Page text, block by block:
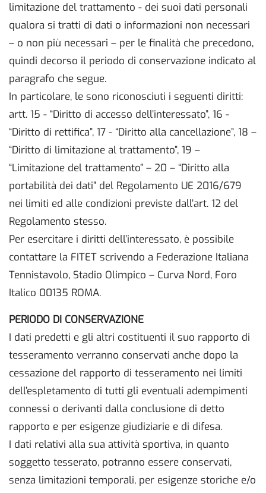
limitazione del trattamento - dei suoi dati personali
qualora si tratti di dati o informazioni non necessari
– o non più necessari – per le finalità che precedono,
quindi decorso il periodo di conservazione indicato al
paragrafo che segue.
In particolare, le sono riconosciuti i seguenti diritti:
artt. 15 - “Diritto di accesso dell’interessato”, 16 -
“Diritto di rettifica”, 17 - “Diritto alla cancellazione”, 18 –
“Diritto di limitazione al trattamento”, 19 –
“Limitazione del trattamento” – 20 – “Diritto alla
portabilità dei dati” del Regolamento UE 2016/679
nei limiti ed alle condizioni previste dall’art. 12 del
Regolamento stesso.
Per esercitare i diritti dell’interessato, è possibile
contattare la FITET scrivendo a Federazione Italiana
Tennistavolo, Stadio Olimpico – Curva Nord, Foro
Italico 00135 ROMA.
PERIODO DI CONSERVAZIONE
I dati predetti e gli altri costituenti il suo rapporto di
tesseramento verranno conservati anche dopo la
cessazione del rapporto di tesseramento nei limiti
dell’espletamento di tutti gli eventuali adempimenti
connessi o derivanti dalla conclusione di detto
rapporto e per esigenze giudiziarie e di difesa.
I dati relativi alla sua attività sportiva, in quanto
soggetto tesserato, potranno essere conservati,
senza limitazioni temporali, per esigenze storiche e/o